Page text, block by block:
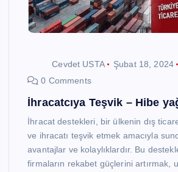
Cevdet USTA
Şubat 18, 2024
0 Comments
İhracatcıya Teşvik – Hibe
İhracat destekleri, bir ülkenin dış
ve ihracatı teşvik etmek amacıyla
avantajlar ve kolaylıklardır. Bu
firmaların rekabet güçlerini artırmak,